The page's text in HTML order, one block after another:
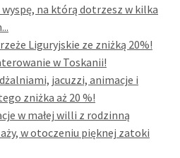
na którą dotrzesz w kilka
Liguryjskie ze zniżką 20%!
w Toskanii!
jacuzzi, animacje i
zniżka aż 20 %!
w małej willi z rodzinną
w otoczeniu pięknej zatoki